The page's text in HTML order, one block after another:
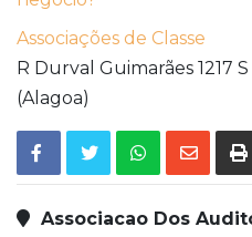
Associações de Classe
R Durval Guimarães 1217
(Alagoa)
Associacao Dos